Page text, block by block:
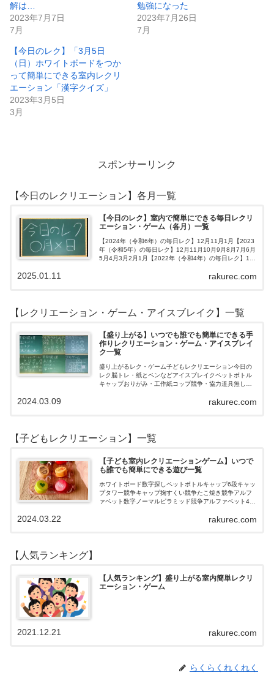
解は…
2023年7月7日
7月
勉強になった
2023年7月26日
7月
【今日のレク】「3月5日
（日）ホワイトボードをつか
って簡単にできる室内レクリ
エーション「漢字クイズ」
2023年3月5日
3月
スポンサーリンク
【今日のレクリエーション】各月一覧
【今日のレク】室内で簡単にできる毎日レクリ
エーション・ゲーム（各月）一覧
【2024年（令和6年）の毎日レク】12月11月1月【2023
年（令和5年）の毎日レク】12月11月10月9月8月7月6月
5月4月3月2月1月【2022年（令和4年）の毎日レク】12
rakurec.com
2025.01.11
【レクリエーション・ゲーム・アイスブレイク】一覧
【盛り上がる】いつでも誰でも簡単にできる手
作りレクリエーション・ゲーム・アイスブレイ
ク一覧
盛り上がるレク・ゲーム子どもレクリエーション今日の
レク脳トレ・紙とペンなどアイスブレイクペットボトル
キャップおりがみ・工作紙コップ競争・協力道具無し・
ロおはじき体操スライム脳トレ無料素材Yo…rakurec.com
2024.03.09
【子どもレクリエーション】一覧
【子ども室内レクリエーションゲーム】いつで
も誰でも簡単にできる遊び一覧
ホワイトボード数字探しペットボトルキャップ6段キャッ
プタワー競争キャップ掬すくい競争たこ焼き競争アルフ
ァベット数字ノーマルピラミッド競争アルファベット4段
rakurec.com
2024.03.22
【人気ランキング】
【人気ランキング】盛り上がる室内簡単レクリ
エーション・ゲーム
rakurec.com
2021.12.21
らくらくれくれく